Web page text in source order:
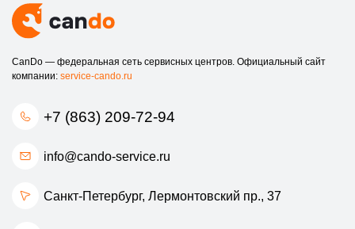
CanDo — федеральная сеть сервисных центров. Официальный сайт
компании: service-cando.ru
+7 (863) 209-72-94
info@cando-service.ru
Санкт-Петербург, Лермонтовский пр., 37